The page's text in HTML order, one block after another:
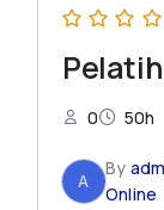
0 50h
A
By
Online